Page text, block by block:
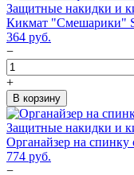
Защитные накидки и
Кикмат "Смешарики"
364 руб.
−
+
В корзину
Защитные накидки и
Органайзер на
774 руб.
−